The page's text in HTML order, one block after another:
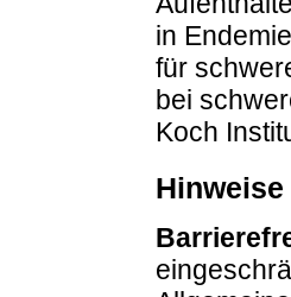
in
für
bei
Koch
Hinweise